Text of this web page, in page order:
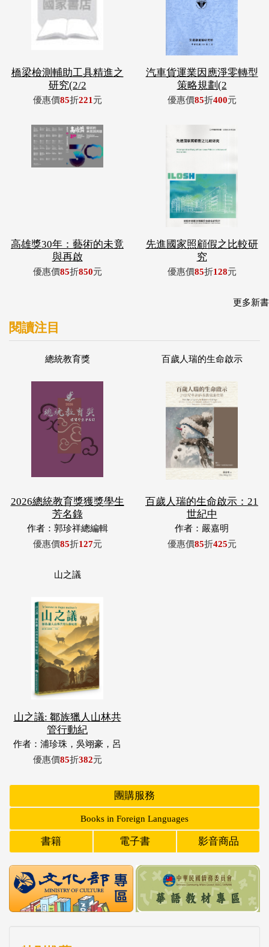
橋梁檢測輔助工具精進之
研究(2/2
優惠價85折221 元
汽車貨運業因應淨零轉型
策略規劃(2
優惠價85折400元
高雄獎30年：藝術的未竟
與再啟
優惠價85折850元
先進國家照顧假之比較研
究
優惠價85折128元
更多新書
閱讀注目
總統教育獎
2026總統教育獎獲獎學生
芳名錄
作者：郭珍祥總編輯
優惠價85折127元
百歲人瑞的生命啟示
百歲人瑞的生命啟示：21
世紀中
作者：嚴嘉明
優惠價85折425元
山之議
山之議: 鄒族獵人山林共
管行動紀
作者：浦珍珠，吳翊豪，呂
翊齊，張惠東，許玉青，王
優惠價85折382元
團購服務
Books in Foreign Languages
書籍 電子書 影音商品